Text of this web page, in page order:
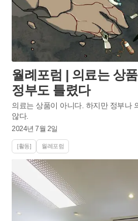
월례포럼 | 의료는 상
정부도 틀렸다
의료는 상품이 아니다. 하지만 정부나
않다.
2024년 7월 2일
[활동] 월례포럼